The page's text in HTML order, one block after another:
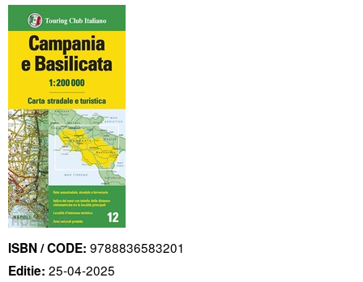
ISBN / CODE: 9788836583201
Editie: 25-04-2025